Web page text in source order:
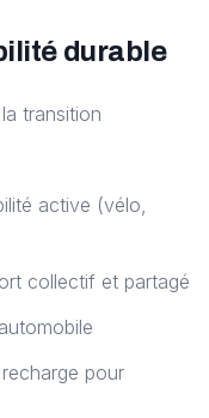
durable
transition
active (vélo,
collectif et partagé
pour